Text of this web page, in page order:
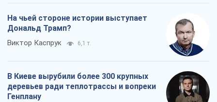
На чьей стороне истории выступает
Дональд Трамп?
Виктор Каспрук 6,1 т.
В Киеве вырубили более 300 крупных
деревьев ради теплотрассы и вопреки
Генплану